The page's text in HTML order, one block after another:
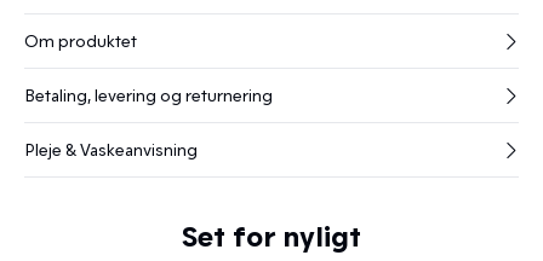
Om produktet
Betaling, levering og returnering
Pleje & Vaskeanvisning
Set for nyligt